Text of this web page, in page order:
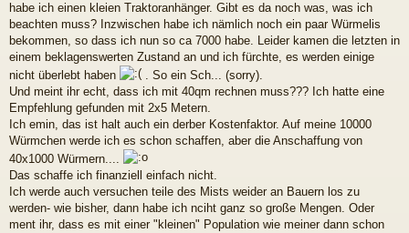
habe ich einen kleien Traktoranhänger. Gibt es da noch was, was ich
beachten muss? Inzwischen habe ich nämlich noch ein paar Würmelis
bekommen, so dass ich nun so ca 7000 habe. Leider kamen die letzten in
einem beklagenswerten Zustand an und ich fürchte, es werden einige
nicht überlebt haben
. So ein Sch... (sorry).
Und meint ihr echt, dass ich mit 40qm rechnen muss??? Ich hatte eine
Empfehlung gefunden mit 2x5 Metern.
Ich emin, das ist halt auch ein derber Kostenfaktor. Auf meine 10000
Würmchen werde ich es schon schaffen, aber die Anschaffung von
40x1000 Würmern....
Das schaffe ich finanziell einfach nicht.
Ich werde auch versuchen teile des Mists weider an Bauern los zu
werden- wie bisher, dann habe ich nciht ganz so große Mengen. Oder
ment ihr, dass es mit einer "kleinen" Population wie meiner dann schon